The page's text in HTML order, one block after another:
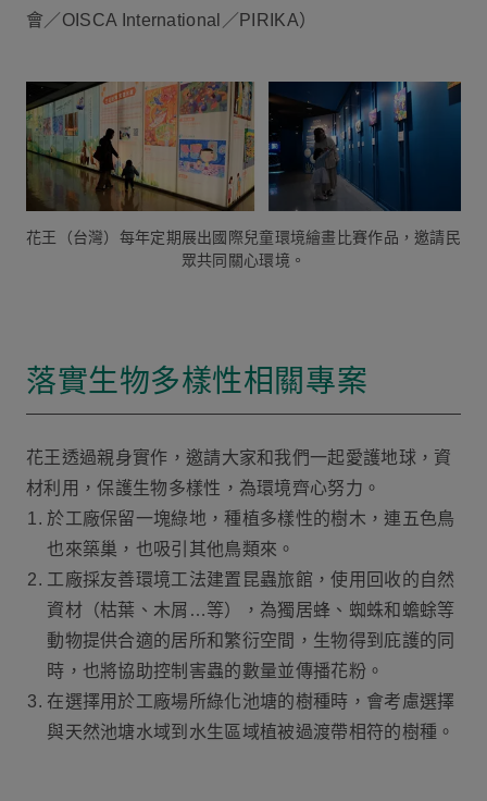
會／OISCA International／PIRIKA）
花王（台灣）每年定期展出國際兒童環境繪畫比賽作品，邀請民
眾共同關心環境。
落實生物多樣性相關專案
花王透過親身實作，邀請大家和我們一起愛護地球，資
材利用，保護生物多樣性，為環境齊心努力。
於工廠保留一塊綠地，種植多樣性的樹木，連五色鳥
也來築巢，也吸引其他鳥類來。
工廠採友善環境工法建置昆蟲旅館，使用回收的自然
資材（枯葉、木屑…等），為獨居蜂、蜘蛛和蟾蜍等
動物提供合適的居所和繁衍空間，生物得到庇護的同
時，也將協助控制害蟲的數量並傳播花粉。
在選擇用於工廠場所綠化池塘的樹種時，會考慮選擇
與天然池塘水域到水生區域植被過渡帶相符的樹種。